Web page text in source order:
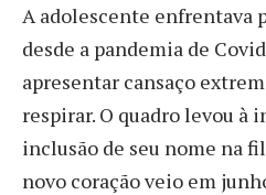
A adolescente enfrentava
desde a pandemia de
apresentar cansaço
respirar. O quadro levou à
inclusão de seu nome na
novo coração veio em